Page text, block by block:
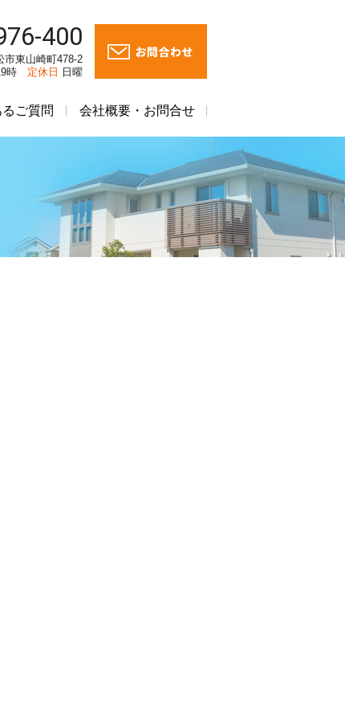
400
市東山崎町478-2
時 定休日 日曜
ご質問 会社概要・お問合せ